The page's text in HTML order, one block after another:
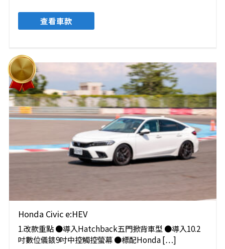
查看車款
Honda Civic e:HEV
1.改款重點 ●導入Hatchback五門掀背車型 ●導入10.2
吋數位儀錶9吋中控觸控螢幕 ●標配Honda […]